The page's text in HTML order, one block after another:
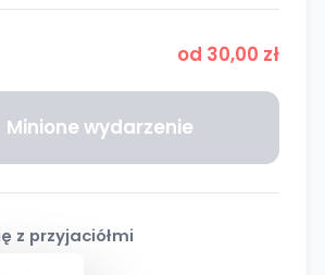
od 30,00 zł
Minione wydarzenie
z przyjaciółmi